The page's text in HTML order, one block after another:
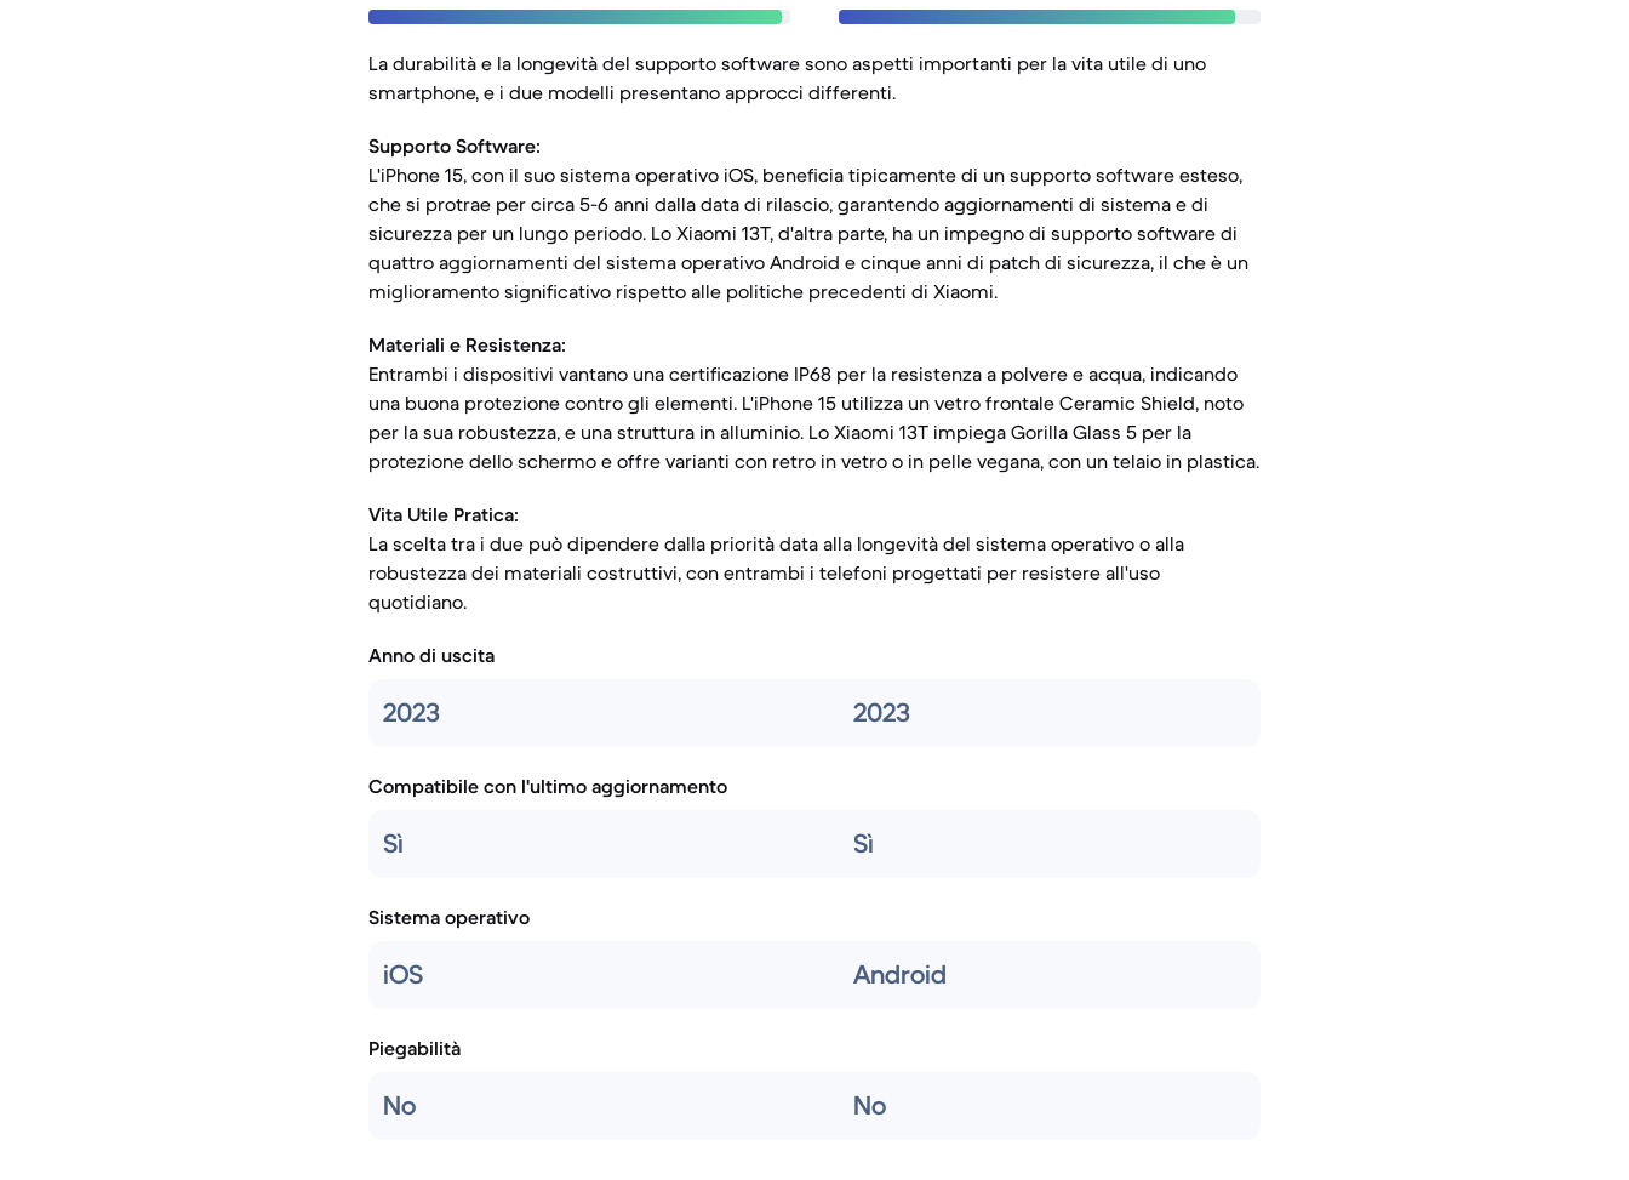
La durabilità e la longevità del supporto software sono aspetti importanti per la vita utile di uno
smartphone, e i due modelli presentano approcci differenti.
Supporto Software:
L'iPhone 15, con il suo sistema operativo iOS, beneficia tipicamente di un supporto software esteso,
che si protrae per circa 5-6 anni dalla data di rilascio, garantendo aggiornamenti di sistema e di
sicurezza per un lungo periodo. Lo Xiaomi 13T, d'altra parte, ha un impegno di supporto software di
quattro aggiornamenti del sistema operativo Android e cinque anni di patch di sicurezza, il che è un
miglioramento significativo rispetto alle politiche precedenti di Xiaomi.
Materiali e Resistenza:
Entrambi i dispositivi vantano una certificazione IP68 per la resistenza a polvere e acqua, indicando
una buona protezione contro gli elementi. L'iPhone 15 utilizza un vetro frontale Ceramic Shield, noto
per la sua robustezza, e una struttura in alluminio. Lo Xiaomi 13T impiega Gorilla Glass 5 per la
protezione dello schermo e offre varianti con retro in vetro o in pelle vegana, con un telaio in plastica.
Vita Utile Pratica:
La scelta tra i due può dipendere dalla priorità data alla longevità del sistema operativo o alla
robustezza dei materiali costruttivi, con entrambi i telefoni progettati per resistere all'uso
quotidiano.
Anno di uscita
2023 2023
Compatibile con l'ultimo aggiornamento
Sì Sì
Sistema operativo
iOS Android
Piegabilità
No No